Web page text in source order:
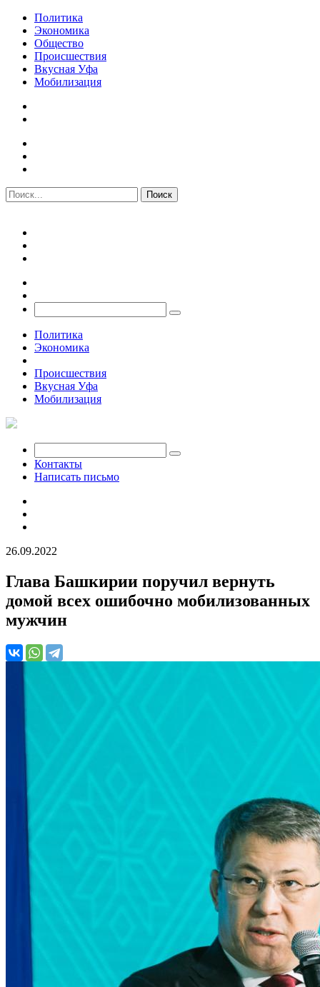
Политика
Экономика
Общество
Происшествия
Вкусная Уфа
Мобилизация
Политика
Экономика
Происшествия
Вкусная Уфа
Мобилизация
Контакты
Написать письмо
26.09.2022
Глава Башкирии поручил вернуть
домой всех ошибочно мобилизованных
мужчин